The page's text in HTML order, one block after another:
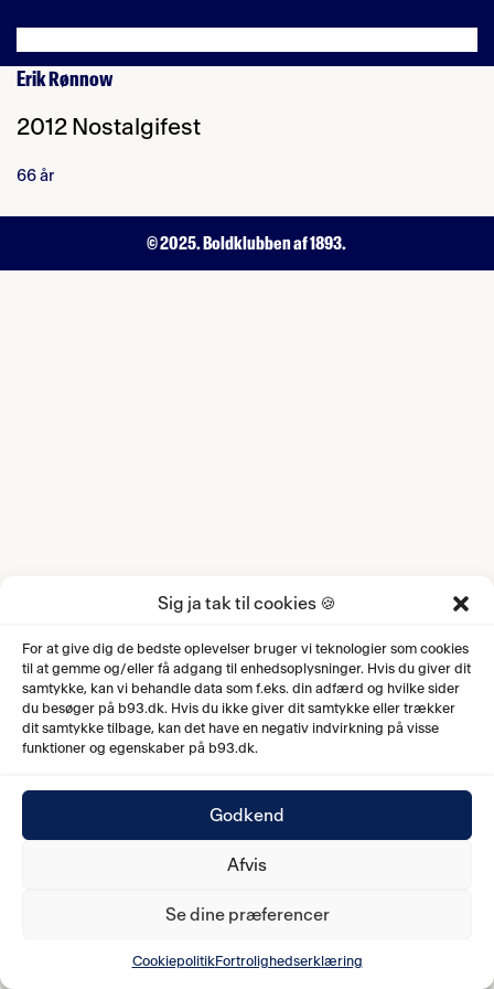
Sig ja tak til cookies 🍪
For at give dig de bedste oplevelser bruger vi teknologier som cookies
til at gemme og/eller få adgang til enhedsoplysninger. Hvis du giver dit
samtykke, kan vi behandle data som f.eks. din adfærd og hvilke sider
du besøger på b93.dk. Hvis du ikke giver dit samtykke eller trækker
dit samtykke tilbage, kan det have en negativ indvirkning på visse
funktioner og egenskaber på b93.dk.
Godkend
Afvis
Se dine præferencer
CookiepolitikFortrolighedserklæring
Erik Rønnow
2012 Nostalgifest
66 år
© 2025. Boldklubben af 1893.